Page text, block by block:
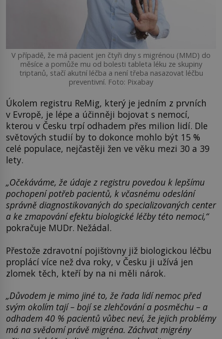
V případě, že má pacient jen čtyři dny s migrénou (MMD) do
měsíce a pomůže mu od bolesti tableta léku ze skupiny
triptanů, stačí akutní léčba a není třeba nasazovat léčbu
preventivní. Foto: Pixabay
Úkolem registru ReMig, který je jedním z prvních
v Evropě, je lépe a účinněji bojovat s nemocí,
kterou v Česku trpí odhadem přes milion lidí. Dle
světových studií by to dokonce mohlo být 15 %
celé populace, nejčastěji žen ve věku mezi 30 a 39
lety.
„Očekáváme, že údaje z registru povedou k lepšímu
pochopení potřeb pacientů, k včasnému odeslání
správně diagnostikovaných do specializovaných center
a ke zmapování efektu biologické léčby této nemoci,“
pokračuje MUDr. Nežádal.
Přestože zdravotní pojišťovny již biologickou léčbu
proplácí více než dva roky, v Česku ji užívá jen
zlomek těch, kteří by na ni měli nárok.
„Důvodem je mimo jiné to, že řada lidí nemoc před
svým okolím tají – bojí se zlehčování a posměchu – a
odhadem 40 % pacientů vůbec neví, že jejich problémy
má na svědomí právě migréna. Záchvat migrény